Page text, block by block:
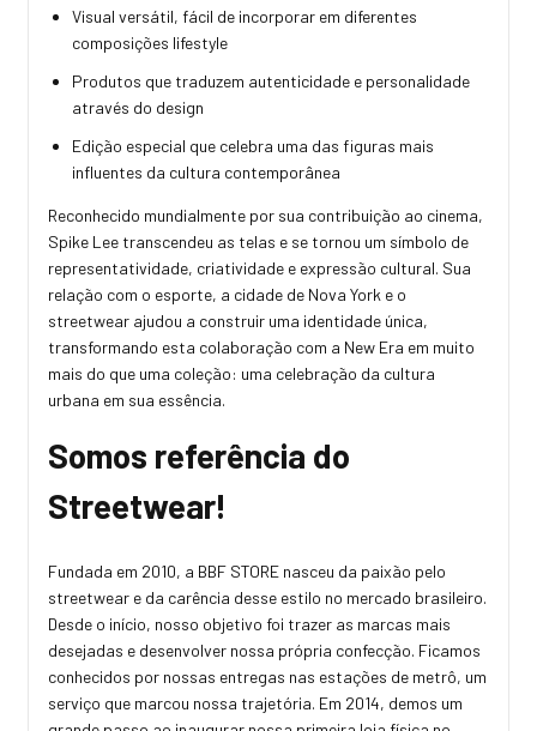
Visual versátil, fácil de incorporar em diferentes
composições lifestyle
Produtos que traduzem autenticidade e personalidade
através do design
Edição especial que celebra uma das figuras mais
influentes da cultura contemporânea
Reconhecido mundialmente por sua contribuição ao cinema,
Spike Lee transcendeu as telas e se tornou um símbolo de
representatividade, criatividade e expressão cultural. Sua
relação com o esporte, a cidade de Nova York e o
streetwear ajudou a construir uma identidade única,
transformando esta colaboração com a New Era em muito
mais do que uma coleção: uma celebração da cultura
urbana em sua essência.
Somos referência do
Streetwear!
Fundada em 2010, a BBF STORE nasceu da paixão pelo
streetwear e da carência desse estilo no mercado brasileiro.
Desde o início, nosso objetivo foi trazer as marcas mais
desejadas e desenvolver nossa própria confecção. Ficamos
conhecidos por nossas entregas nas estações de metrô, um
serviço que marcou nossa trajetória. Em 2014, demos um